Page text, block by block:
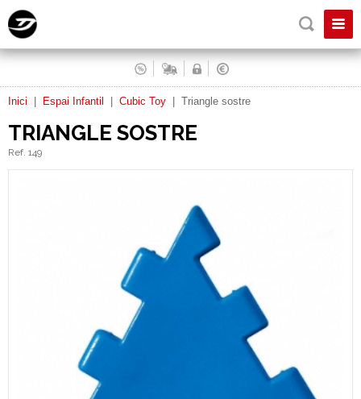
Inici Espai Infantil Cubic Toy Triangle sostre
TRIANGLE SOSTRE
Ref. 149